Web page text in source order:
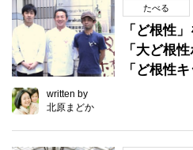
たべる
「ど根性
「大ど根
「ど根性キ
written by
北原まどか